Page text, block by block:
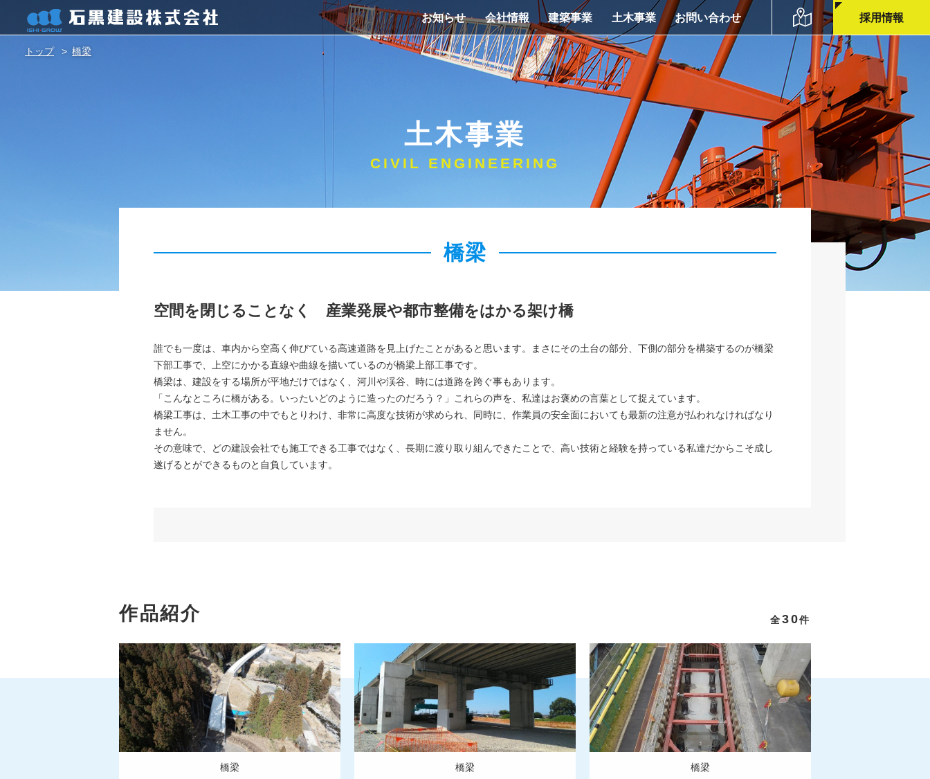
お知らせ 会社情報 建築事業 土木事業 お問い合わせ 採用情報
土木事業
CIVIL ENGINEERING
トップ 橋梁
橋梁
空間を閉じることなく 産業発展や都市整備をはかる架け橋
誰でも一度は、車内から空高く伸びている高速道路を見上げたことがあると思います。まさにその土台の部分、下側の部分を構築するのが橋梁
下部工事で、上空にかかる直線や曲線を描いているのが橋梁上部工事です。
橋梁は、建設をする場所が平地だけではなく、河川や渓谷、時には道路を跨ぐ事もあります。
「こんなところに橋がある。いったいどのように造ったのだろう？」これらの声を、私達はお褒めの言葉として捉えています。
橋梁工事は、土木工事の中でもとりわけ、非常に高度な技術が求められ、同時に、作業員の安全面においても最新の注意が払われなければなり
ません。
その意味で、どの建設会社でも施工できる工事ではなく、長期に渡り取り組んできたことで、高い技術と経験を持っている私達だからこそ成し
遂げるとができるものと自負しています。
作品紹介 全30件
橋梁 橋梁 橋梁